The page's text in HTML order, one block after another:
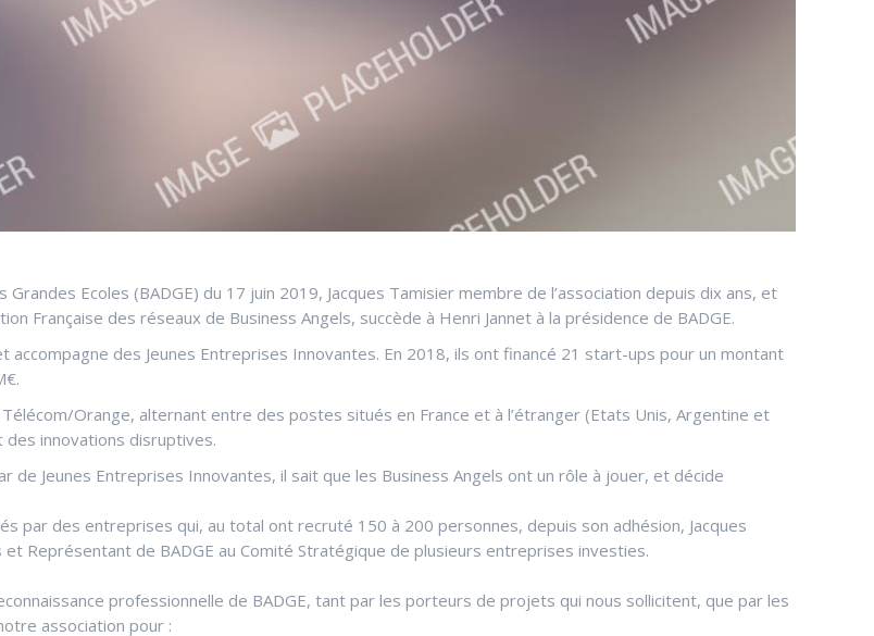
Ecoles (BADGE) du 17 juin 2019, Jacques Tamisier membre de l’association depuis dix ans, et
Française des réseaux de Business Angels, succède à Henri Jannet à la présidence de BADGE.
accompagne des Jeunes Entreprises Innovantes. En 2018, ils ont financé 21 start-ups pour un montant
Orange, alternant entre des postes situés en France et à l’étranger (Etats Unis, Argentine et
des innovations disruptives.
de Jeunes Entreprises Innovantes, il sait que les Business Angels ont un rôle à jouer, et décide
par des entreprises qui, au total ont recruté 150 à 200 personnes, depuis son adhésion, Jacques
Représentant de BADGE au Comité Stratégique de plusieurs entreprises investies.
professionnelle de BADGE, tant par les porteurs de projets qui nous sollicitent, que par les
association pour :